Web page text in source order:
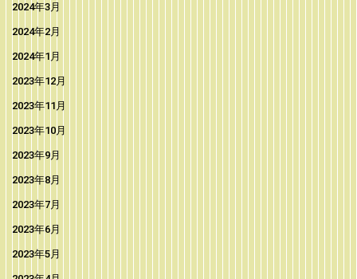
2024年3月
2024年2月
2024年1月
2023年12月
2023年11月
2023年10月
2023年9月
2023年8月
2023年7月
2023年6月
2023年5月